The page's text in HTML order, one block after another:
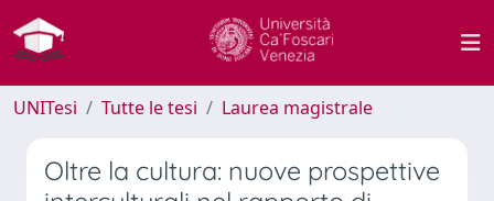
UNITesi Tutte le tesi Laurea magistrale
Oltre la cultura: nuove prospettive